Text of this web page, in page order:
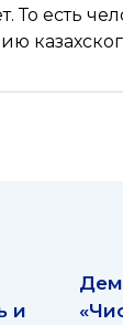
То есть
и